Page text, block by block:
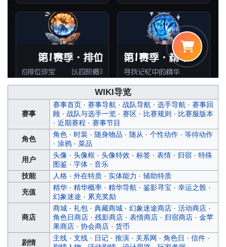
WIKI导览
赛事
赛事首页· 赛事导航· 战队导航· 选手导航· 赛事回
顾· 战队与选手一览· 赛区· 比赛规则 · 比赛服版本
· 近期赛程 · 赛事节目
角色
角色· 时装 · 随身物品 · 随从 · 个性动作· 等待动作
· 涂鸦· 菜品
用户
头像· 头像框· 头像特效 · 标签· 表情· 归宿· 特殊
图鉴· 字体· 音乐
技能
人格· 外在特质· 实体能力 · 辅助特质
充值
精华· 精华概率· 精华导航· 鉴影寻宝 · 幸运之骰·
幻象迷途 · 累充奖励
商店
商城· 礼包· 典藏商城· 幻象迷途商店· 活动商店·
角色日商店· 残影商店· 表情商店· 归宿商店· 金苹
果商店· 协会商店· 货币
剧情
主线· 支线· 日记· 推演· 关系网 · 角色日 · 信件·